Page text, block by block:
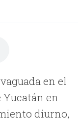
en el
en
diurno,